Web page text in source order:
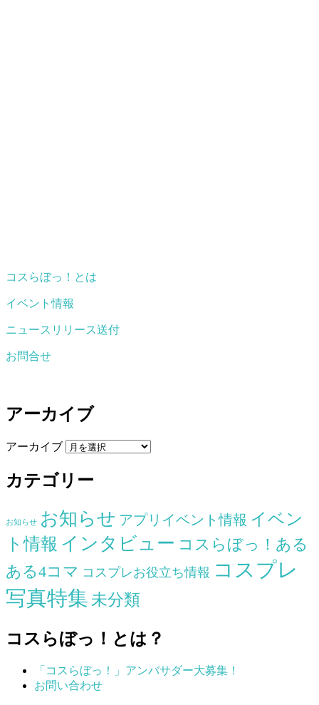
コスらぼっ！とは
イベント情報
ニュースリリース送付
お問合せ
アーカイブ
アーカイブ
カテゴリー
お知らせ お知らせ アプリイベント情報 イベン
ト情報 インタビュー コスらぼっ！ある
ある4コマ コスプレお役立ち情報 コスプレ
写真特集 未分類
コスらぼっ！とは？
「コスらぼっ！」アンバサダー大募集！
お問い合わせ